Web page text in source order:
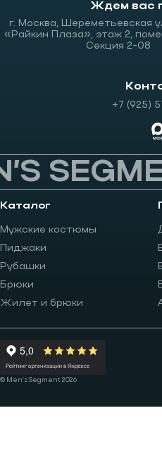
Ждем вас
г. Москва, Шереметьевская
«Райкин Плаза», этаж 2,
Секция 2-08
+7 (925)
Каталог
Мужские костюмы
Пиджаки
Рубашки
Брюки
Жилет и брюки
© Men’s Segment 2026